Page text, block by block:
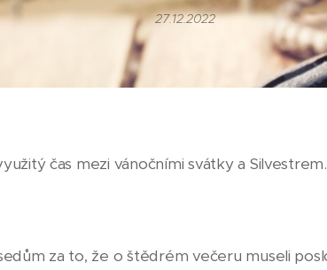
27.12.2022
čas mezi vánočními svátky a
za to, že o štědrém večeru museli